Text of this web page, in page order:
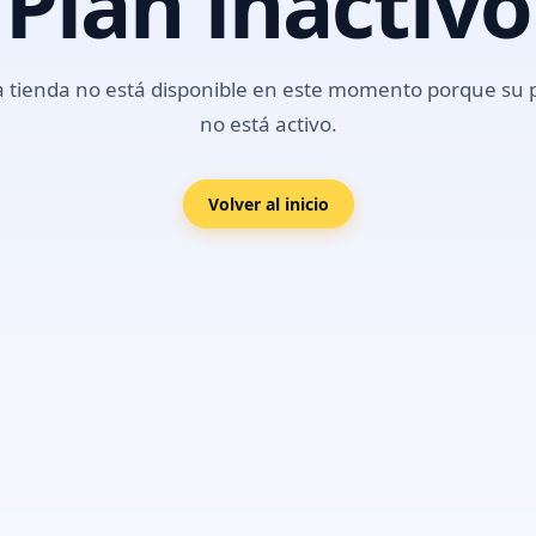
tienda no está disponible en este momento porque su
no está activo.
Volver al inicio